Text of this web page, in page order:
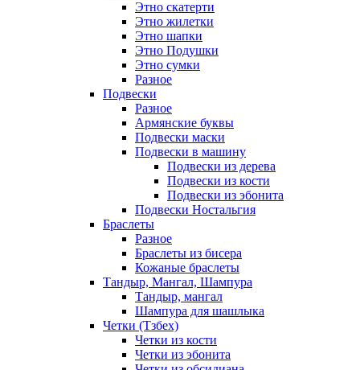
Этно скатерти
Этно жилетки
Этно шапки
Этно Подушки
Этно сумки
Разное
Подвески
Разное
Армянские буквы
Подвески маски
Подвески в машину
Подвески из дерева
Подвески из кости
Подвески из эбонита
Подвески Ностальгия
Браслеты
Разное
Браслеты из бисера
Кожаные браслеты
Тандыр, Мангал, Шампура
Тандыр, мангал
Шампура для шашлыка
Четки (Тзбех)
Четки из кости
Четки из эбонита